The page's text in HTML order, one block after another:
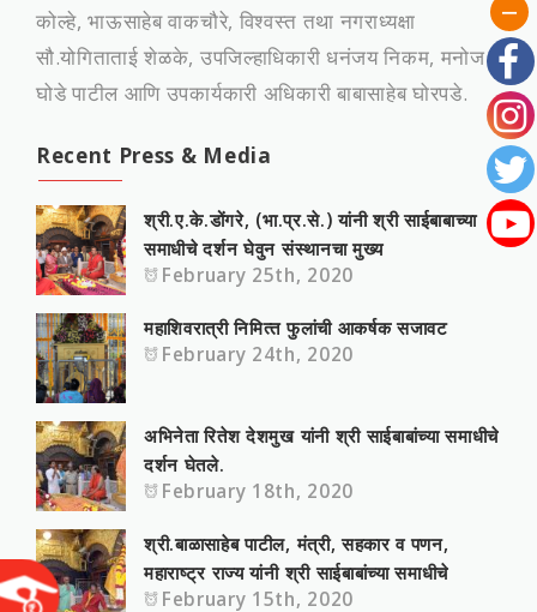
कोल्‍हे, भाऊसाहेब वाकचौरे, विश्‍वस्‍त तथा नगराध्‍यक्षा
सौ.योगिताताई शेळके, उपजिल्‍हाधिकारी धनंजय निकम, मनोज
घोडे पाटील आणि उपकार्यकारी अधिकारी बाबासाहेब घोरपडे.
Recent Press & Media
श्री.ए.के.डोंगरे, (भा.प्र.से.) यांनी श्री साईबाबाच्या
समाधीचे दर्शन घेवुन संस्‍थानचा मुख्‍य
February 25th, 2020
महाशिवरात्री निमित्‍त फुलांची आकर्षक सजावट
February 24th, 2020
अभिनेता रितेश देशमुख यांनी श्री साईबाबांच्या समाधीचे
दर्शन घेतले.
February 18th, 2020
श्री.बाळासाहे‍ब पाटील, मंत्री, सहकार व पणन,
महाराष्‍ट्र राज्‍य यांनी श्री साईबाबांच्या समाधीचे
February 15th, 2020